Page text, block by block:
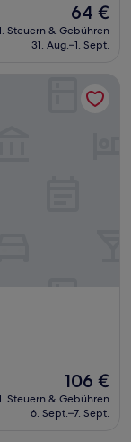
Der
Preis
beträgt
64 €
Steuern & Gebühren
31. Aug.–1. Sept.
Der
Preis
beträgt
106 €
Steuern & Gebühren
6. Sept.–7. Sept.